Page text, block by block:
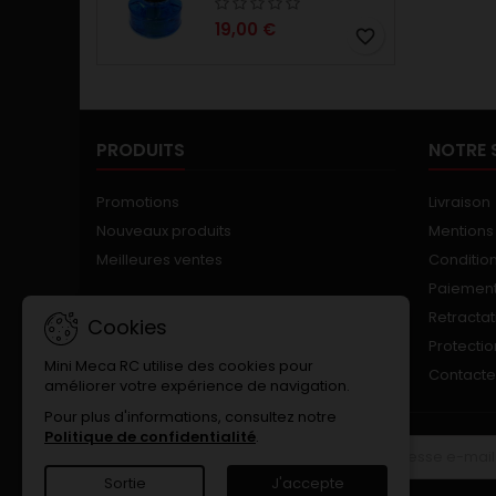
19,00 € favorite_border
PRODUITS
Promotions
Nouveaux produits
Meilleures ventes
NOTRE
Livraison
Cookies
Mini Meca RC utilise des cookies pour
améliorer votre expérience de navigation.
Pour plus d'informations, consultez notre
Politique de confidentialité.
Sortie J'accepte